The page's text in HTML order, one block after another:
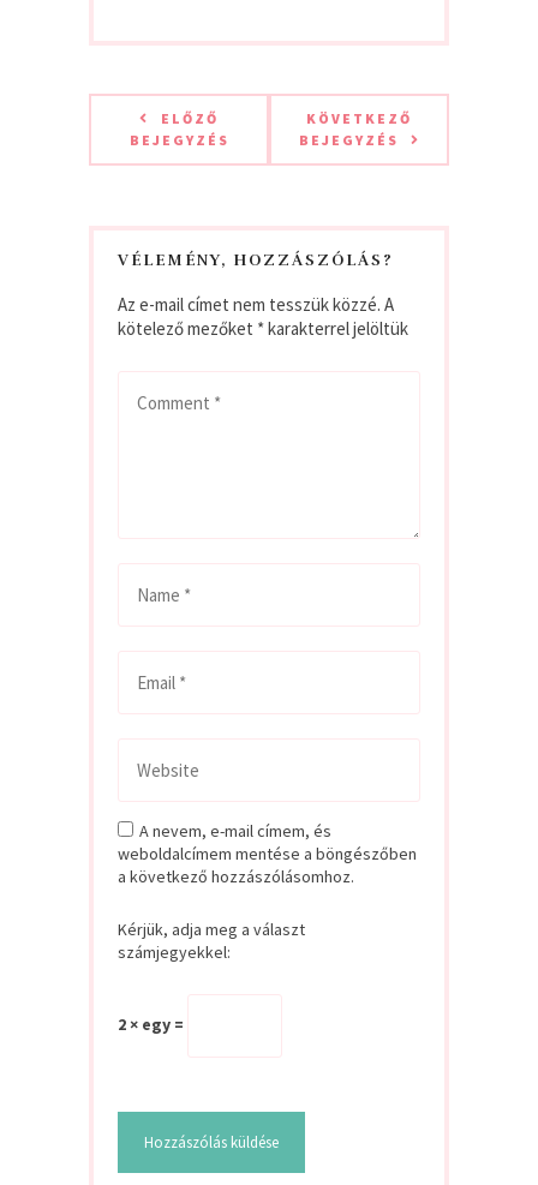
ELŐZŐ
BEJEGYZÉS
KÖVETKEZŐ
BEJEGYZÉS
VÉLEMÉNY, HOZZÁSZÓLÁS?
Az e-mail címet nem tesszük közzé. A
kötelező mezőket *karakterrel jelöltük
A nevem, e-mail címem, és
weboldalcímem mentése a böngészőben
a következő hozzászólásomhoz.
Kérjük, adja meg a választ
számjegyekkel:
2 × egy =